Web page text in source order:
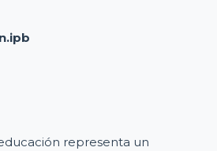
representa un